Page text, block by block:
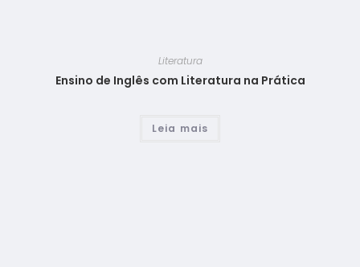
Literatura
Ensino de Inglês com Literatura na Prática
Leia mais